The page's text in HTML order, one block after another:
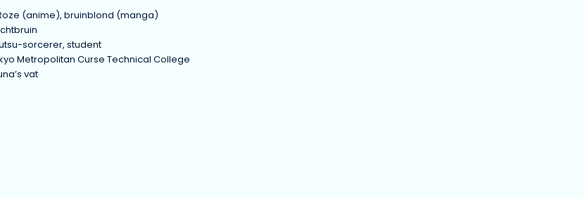
(anime), bruinblond (manga)
sorcerer, student
Metropolitan Curse Technical College
vat